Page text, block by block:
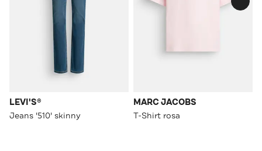
LEVI'S®
Jeans '510' skinny
MARC JACOBS
T-Shirt rosa